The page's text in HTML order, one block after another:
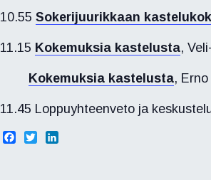
10.55 Sokerijuurikkaan
11.15 Kokemuksia kastelusta,
Kokemuksia kastelusta,
11.45 Loppuyhteenveto ja